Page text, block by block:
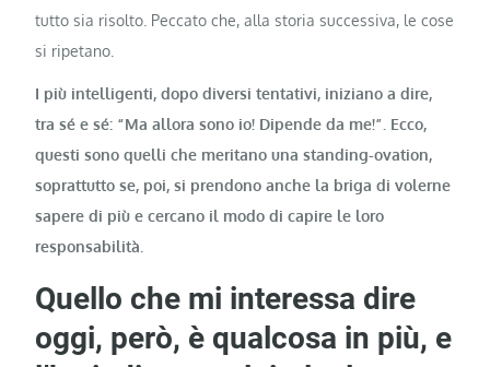
tutto sia risolto. Peccato che, alla storia successiva, le cose
si ripetano.
I più intelligenti, dopo diversi tentativi, iniziano a dire,
tra sé e sé: “Ma allora sono io! Dipende da me!”. Ecco,
questi sono quelli che meritano una standing-ovation,
soprattutto se, poi, si prendono anche la briga di volerne
sapere di più e cercano il modo di capire le loro
responsabilità.
Quello che mi interessa dire
oggi, però, è qualcosa in più, e